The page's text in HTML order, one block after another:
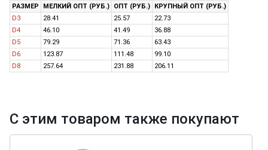
РАЗМЕР МЕЛКИЙ ОПТ (РУБ.) ОПТ (РУБ.)
КРУПНЫЙ ОПТ (РУБ.)
D3
28.41 25.57
22.73
D4
46.10 41.49
36.88
D5
79.29 71.36
63.43
D6
123.87 111.48
99.10
D8
257.64 231.88 206.11
С этим товаром также покупают